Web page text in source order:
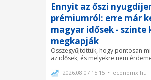
Ennyit az őszi
prémiumról: erre már
magyar idősek - szinte
megkapják
Összegyűjtöttük, hogy pontosan
az idősek, és melyekre nem
2026.08.07 15:15 • economx.hu